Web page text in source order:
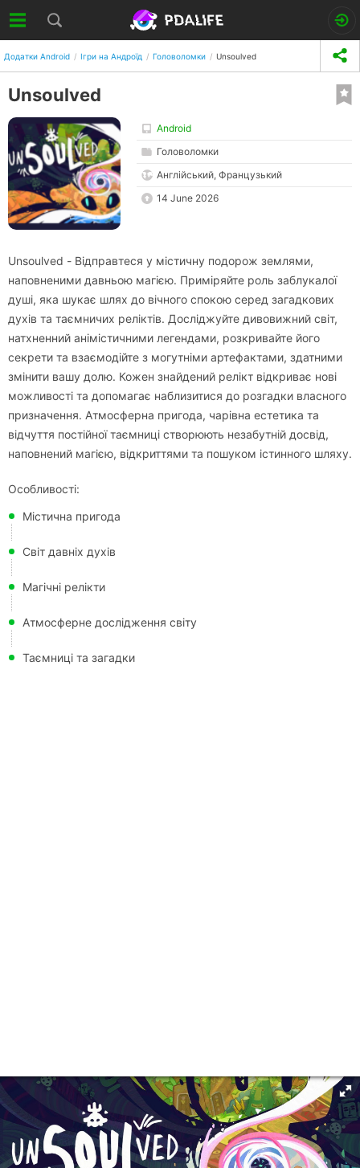
Додатки Android Ігри на Андроїд Головоломки Unsoulved
Unsoulved
Android
Головоломки
Англійський, Французький
14 June 2026
Unsoulved - Відправтеся у містичну подорож землями,
наповненими давньою магією. Приміряйте роль заблукалої
душі, яка шукає шлях до вічного спокою серед загадкових
духів та таємничих реліктів. Досліджуйте дивовижний світ,
натхненний анімістичними легендами, розкривайте його
секрети та взаємодійте з могутніми артефактами, здатними
змінити вашу долю. Кожен знайдений релікт відкриває нові
можливості та допомагає наблизитися до розгадки власного
призначення. Атмосферна пригода, чарівна естетика та
відчуття постійної таємниці створюють незабутній досвід,
наповнений магією, відкриттями та пошуком істинного шляху.
Особливості:
Містична пригода
Світ давніх духів
Магічні релікти
Атмосферне дослідження світу
Таємниці та загадки